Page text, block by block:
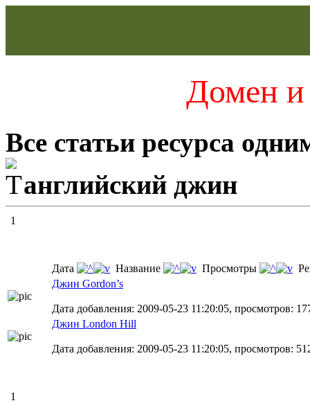
Домен и
Все статьи ресурса
английский джин
1
Дата Название Просмотры
Джин Gordon’s
Дата добавления: 2009-05-23 11:20:05, просмотров:
Джин London Hill
Дата добавления: 2009-05-23 11:20:05, просмотров:
1